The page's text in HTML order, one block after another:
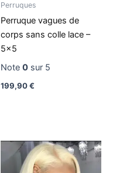
Perruques
Perruque vagues de
corps sans colle lace –
5×5
Note 0sur 5
199,90€